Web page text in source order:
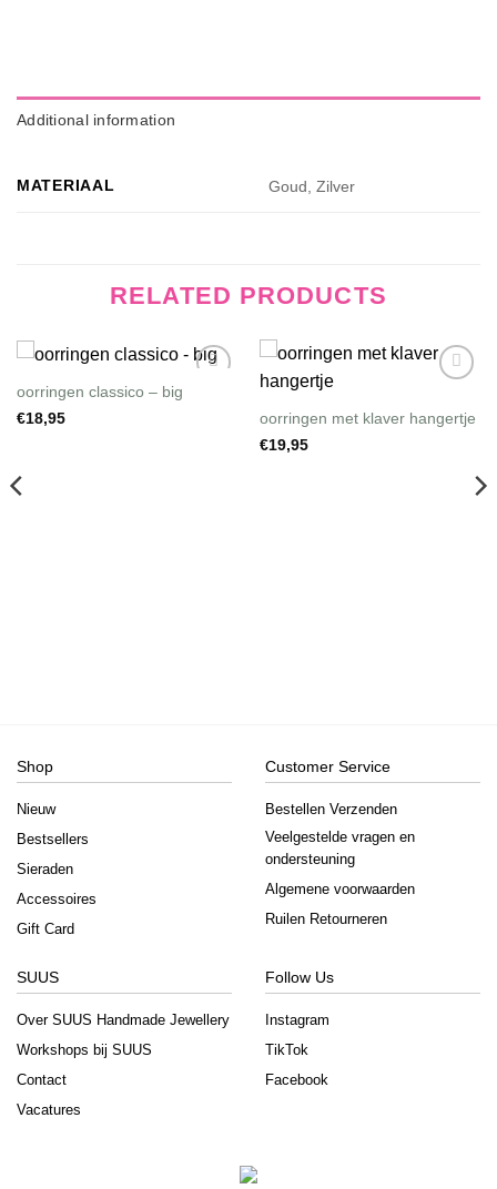
Additional information
MATERIAAL Goud, Zilver
RELATED PRODUCTS
Wishlist
oorringen classico – big
€18,95 oorringen met klaver hangertje
€19,95
Shop
Nieuw
Bestsellers
Sieraden
Accessoires
Gift Card
Customer Service
Bestellen Verzenden
Veelgestelde vragen en
ondersteuning
Algemene voorwaarden
Ruilen Retourneren
SUUS
Over SUUS Handmade Jewellery
Workshops bij SUUS
Contact
Vacatures
Follow Us
Instagram
TikTok
Facebook